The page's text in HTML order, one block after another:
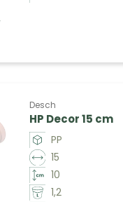
Desch
HP Decor 15 cm
PP
15
10
1,2